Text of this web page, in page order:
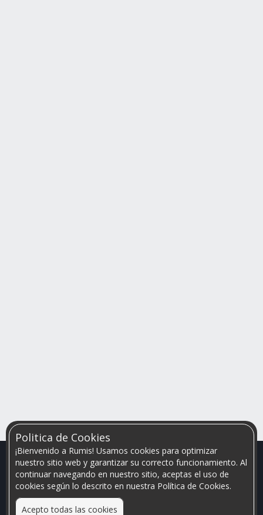
Politica de Cookies
¡Bienvenido a Rumis! Usamos cookies para optimizar
nuestro sitio web y garantizar su correcto funcionamiento. Al
continuar navegando en nuestro sitio, aceptas el uso de
cookies según lo descrito en nuestra Política de Cookies.
Acepto todas las cookies